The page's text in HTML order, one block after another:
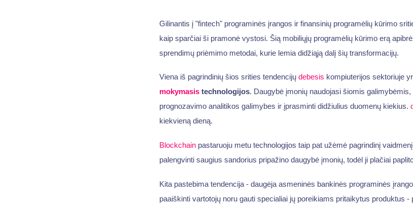
Gilinantis į "fintech" programinės įrangos ir finansinių programėlių kūrimo
kaip sparčiai ši pramonė vystosi. Šią mobiliųjų programėlių kūrimo erą
sprendimų priėmimo metodai, kurie lemia didžiąją dalį šių transformacijų.
Viena iš pagrindinių šios srities tendencijų debesis kompiuterijos sektoriuje
mokymasistechnologijos. Daugybė įmonių naudojasi šiomis
prognozavimo analitikos galimybes ir įprasminti didžiulius duomenų kiekius.
kiekvieną dieną.
Blockchainpastaruoju metu technologijos taip pat užėmė pagrindinį
palengvinti saugius sandorius pripažino daugybė įmonių, todėl ji plačiai
Kita pastebima tendencija - daugėja asmeninės bankinės programinės
paaiškinti vartotojų noru gauti specialiai jų poreikiams pritaikytus produktus -